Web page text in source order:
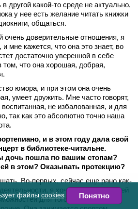
другой какой-то среде не актуально,
у нее есть желание читать книжки
общаться.
очень доверительные отношения, я
мне кажется, что она это знает, во
достаточно уверенной в себе
том, что она хорошая, добрая,
юмора, и при этом она очень
умеет дружить. Мне часто говорят,
не избалованная, и для
так как это абсолютно точно наша
и в этом году дала свой
в библиотеке-читальне.
дочь пошла по вашим стопам?
в этом? Оказывать протекцию?
Во-первых, сейчас еще рано как-
я хочу предоставить ей
для того чтобы она
файлыcookies Понятно